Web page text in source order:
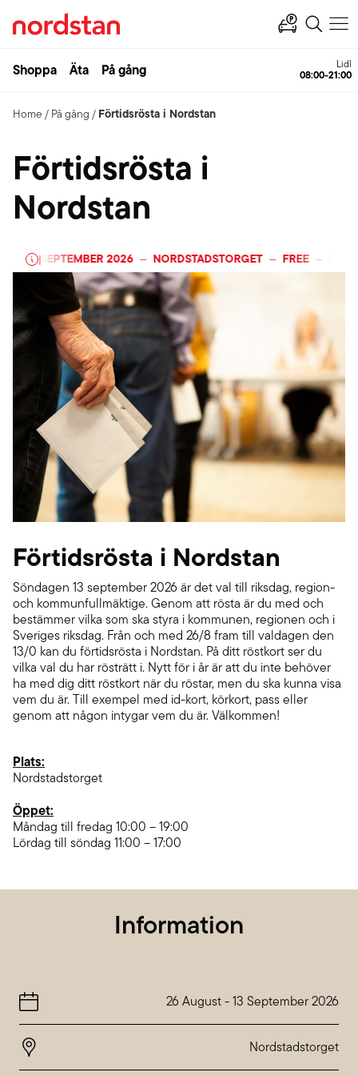
Shoppa Äta På gång Lidl
08:00-21:00
Home / På gång / Förtidsrösta i Nordstan
Förtidsrösta i
Nordstan
|
13 SEPTEMBER 2026 — NORDSTADSTORGET — FREE — 26
Förtidsrösta i Nordstan
Söndagen 13 september 2026 är det val till riksdag, region-
och kommunfullmäktige. Genom att rösta är du med och
bestämmer vilka som ska styra i kommunen, regionen och i
Sveriges riksdag. Från och med 26/8 fram till valdagen den
13/0 kan du förtidsrösta i Nordstan. På ditt röstkort ser du
vilka val du har rösträtt i. Nytt för i år är att du inte behöver
ha med dig ditt röstkort när du röstar, men du ska kunna visa
vem du är. Till exempel med id-kort, körkort, pass eller
genom att någon intygar vem du är. Välkommen!
Plats:
Nordstadstorget
Öppet:
Måndag till fredag 10:00 – 19:00
Lördag till söndag 11:00 – 17:00
Information
26 August-13 September 2026
Nordstadstorget